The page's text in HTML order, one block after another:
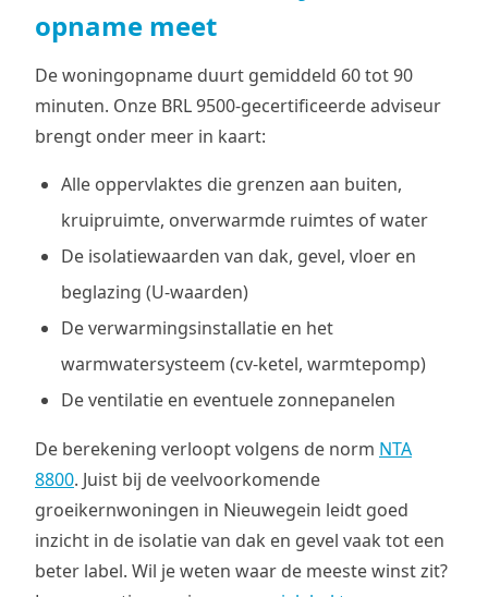
opname meet
De woningopname duurt gemiddeld 60 tot 90
minuten. Onze BRL 9500-gecertificeerde adviseur
brengt onder meer in kaart:
Alle oppervlaktes die grenzen aan buiten,
kruipruimte, onverwarmde ruimtes of water
De isolatiewaarden van dak, gevel, vloer en
beglazing (U-waarden)
De verwarmingsinstallatie en het
warmwatersysteem (cv-ketel, warmtepomp)
De ventilatie en eventuele zonnepanelen
De berekening verloopt volgens de norm NTA
8800. Juist bij de veelvoorkomende
groeikernwoningen in Nieuwegein leidt goed
inzicht in de isolatie van dak en gevel vaak tot een
beter label. Wil je weten waar de meeste winst zit?